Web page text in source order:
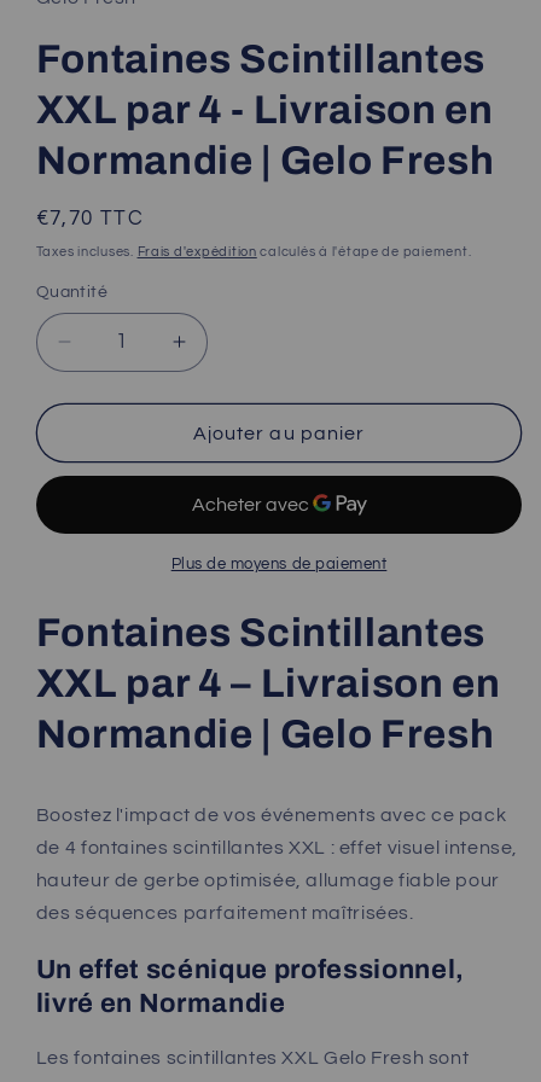
dans
fenêtre
modale
Fontaines Scintillantes
XXL par 4 - Livraison en
Normandie | Gelo Fresh
Prix
habituel
€7,70 TTC
Taxes incluses. Frais d'expédition calculés à l'étape de paiement.
Quantité
Quantité
Réduire
la
quantité
Fontaines
par
Livraison
en
Normandie
|
Gelo
Fresh
Augmenter
la
quantité
de
Fontaines
XXL
par
4
Livraison
en
Normandie
|
Gelo
Fresh
Ajouter au panier
Plus de moyens de paiement
Fontaines Scintillantes
XXL par 4 – Livraison en
Normandie | Gelo Fresh
Boostez l'impact de vos événements avec ce pack
de 4 fontaines scintillantes XXL : effet visuel intense,
hauteur de gerbe optimisée, allumage fiable pour
des séquences parfaitement maîtrisées.
Un effet scénique professionnel,
livré en Normandie
Les fontaines scintillantes XXL Gelo Fresh sont